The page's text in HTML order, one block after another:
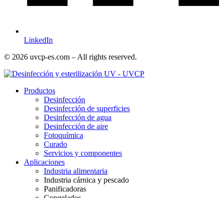
LinkedIn
© 2026 uvcp-es.com – All rights reserved.
Productos
Desinfección
Desinfección de superficies
Desinfección de agua
Desinfección de aire
Fotoquímica
Curado
Servicios y componentes
Aplicaciones
Industria alimentaria
Industria cárnica y pescado
Panificadoras